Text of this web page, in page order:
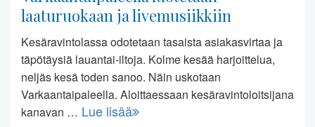
laaturuokaan ja livemusiikkiin
Kesäravintolassa odotetaan tasaista asiakasvirtaa ja
täpötäysiä lauantai-iltoja. Kolme kesää harjoittelua,
neljäs kesä toden sanoo. Näin uskotaan
Varkaantaipaleella. Aloittaessaan kesäravintoloitsijana
kanavan … Lue lisää